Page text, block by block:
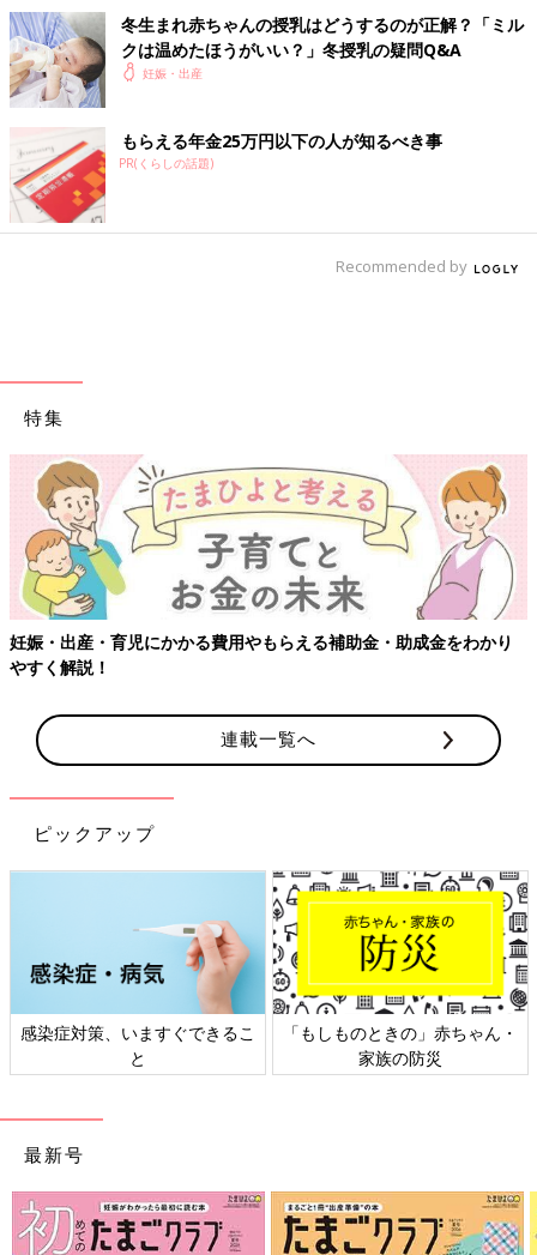
冬生まれ赤ちゃんの授乳はどうするのが正解？「ミル
クは温めたほうがいい？」冬授乳の疑問Q&A
妊娠・出産
もらえる年金25万円以下の人が知るべき事
PR(くらしの話題)
Recommended by
特集
育児にかかる費用やもらえる補助金・助成金をわかり
【ワクチ
連載一覧へ
ピックアップ
対策、いますぐできるこ
「もしものときの」赤ちゃん・
家族の防災
日本
最新号